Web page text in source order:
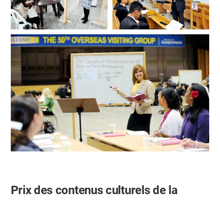
Prix des contenus culturels de la